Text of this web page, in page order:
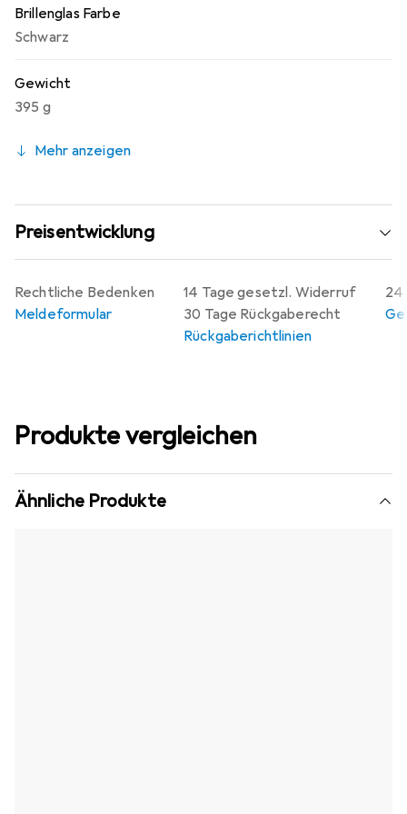
Brillenglas Farbe
Schwarz
Gewicht
395 g
Mehr anzeigen
Preisentwicklung
14 Tage gesetzl. Widerruf
30 Tage Rückgaberecht
Rückgaberichtlinien
24
Rechtliche Bedenken
Meldeformular
Produkte vergleichen
Ähnliche Produkte